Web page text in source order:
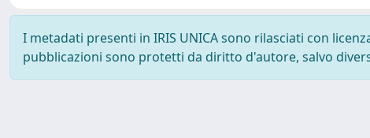
I metadati presenti in IRIS UNICA sono rilasciati con
pubblicazioni sono protetti da diritto d'autore, salvo